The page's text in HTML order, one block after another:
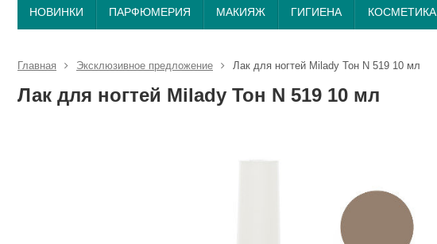
НОВИНКИ ПАРФЮМЕРИЯ МАКИЯЖ ГИГИЕНА КОСМЕТИКА
Главная Эксклюзивное предложение Лак для ногтей Milady Тон N 519 10 мл
Лак для ногтей Milady Тон N 519 10 мл